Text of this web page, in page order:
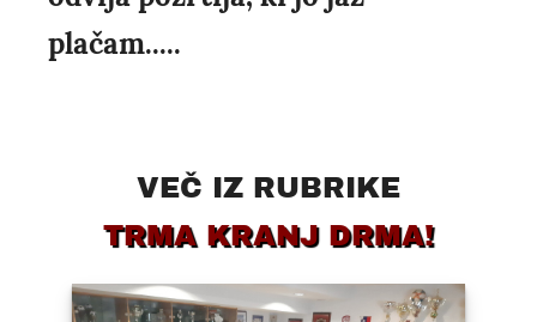
plačam.....
VEČ IZ RUBRIKE
TRMA KRANJ DRMA!